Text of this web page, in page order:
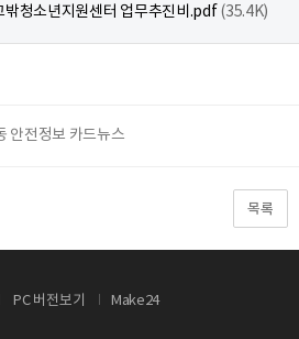
청소년지원센터 업무추진비.pdf (35.4K)
안전정보 카드뉴스
목록
PC 버전보기 Make24